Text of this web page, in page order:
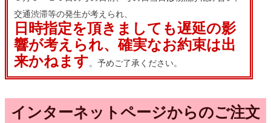
交通渋滞等の発生が考えられ、
日時指定を頂きましても遅延の影
響が考えられ、確実なお約束は出
来かねます。予めご了承ください。
インターネットページからのご注文